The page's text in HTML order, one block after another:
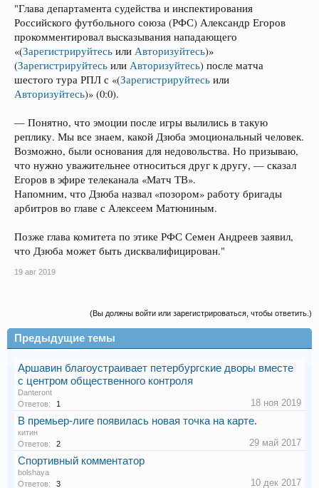
"Глава департамента судейства и инспектирования
Российского футбольного союза (РФС) Александр Егоров
прокомментировал высказывания нападающего
«(Зарегистрируйтесь или Авторизуйтесь)»
(Зарегистрируйтесь или Авторизуйтесь) после матча
шестого тура РПЛ с «(Зарегистрируйтесь или
Авторизуйтесь)» (0:0).
— Понятно, что эмоции после игры вылились в такую
реплику. Мы все знаем, какой Дзюба эмоциональный человек.
Возможно, были основания для недовольства. Но призываю,
что нужно уважительнее относиться друг к другу, — сказал
Егоров в эфире телеканала «Матч ТВ».
Напомним, что Дзюба назвал «позором» работу бригады
арбитров во главе с Алексеем Матюниным.
Позже глава комитета по этике РФС Семен Андреев заявил,
что Дзюба может быть дисквалифицирован."
19 авг 2019
(Вы должны войти или зарегистрироваться, чтобы ответить.)
Предыдущие темы
Аршавин благоустраивает петербургские дворы вместе
с центром общественного контроля
Danteront
Ответов:
1 18 ноя 2019
В премьер-лиге появилась новая точка на карте.
китин
Ответов:
2 29 май 2017
Спортивный комментатор
bolshaya
Ответов:
3 10 дек 2017